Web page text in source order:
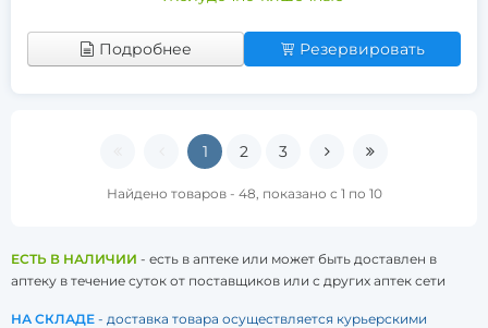
Подробнее Резервировать
1 2 3
Найдено товаров - 48, показано с 1 по 10
ЕСТЬ В НАЛИЧИИ - есть в аптеке или может быть доставлен в
аптеку в течение суток от поставщиков или с других аптек сети
НА СКЛАДЕ - доставка товара осуществляется курьерскими